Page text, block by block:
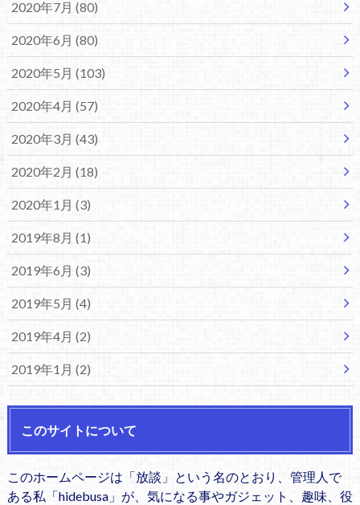
2020年7月 (80)
2020年6月 (80)
2020年5月 (103)
2020年4月 (57)
2020年3月 (43)
2020年2月 (18)
2020年1月 (3)
2019年8月 (1)
2019年6月 (3)
2019年5月 (4)
2019年4月 (2)
2019年1月 (2)
このサイトについて
このホームページは「放談」という名のとおり、管理人で
ある私「hidebusa」が、気になる事やガジェット、趣味、役